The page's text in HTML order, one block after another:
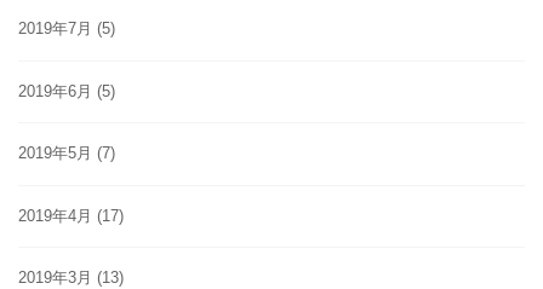
2019年7月 (5)
2019年6月 (5)
2019年5月 (7)
2019年4月 (17)
2019年3月 (13)